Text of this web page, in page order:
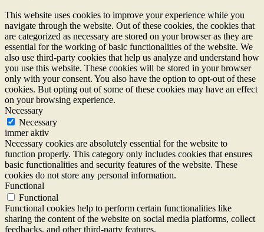
This website uses cookies to improve your experience while you
navigate through the website. Out of these cookies, the cookies that
are categorized as necessary are stored on your browser as they are
essential for the working of basic functionalities of the website. We
also use third-party cookies that help us analyze and understand how
you use this website. These cookies will be stored in your browser
only with your consent. You also have the option to opt-out of these
cookies. But opting out of some of these cookies may have an effect
on your browsing experience.
Necessary
Necessary
immer aktiv
Necessary cookies are absolutely essential for the website to
function properly. This category only includes cookies that ensures
basic functionalities and security features of the website. These
cookies do not store any personal information.
Functional
Functional
Functional cookies help to perform certain functionalities like
sharing the content of the website on social media platforms, collect
feedbacks, and other third-party features.